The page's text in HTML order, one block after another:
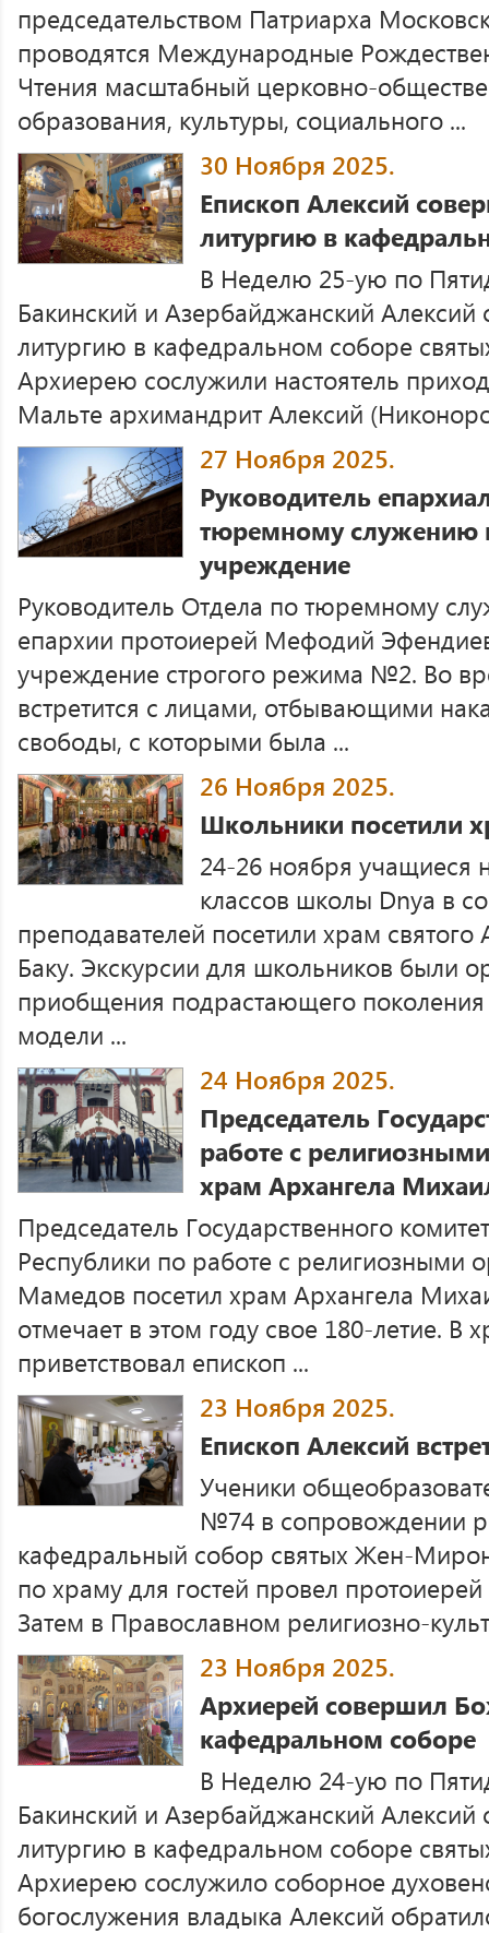
председательством Патриарха
проводятся Международные
Чтения масштабный церковно-
образования, культуры, социального ...
30 Ноября 2025.
Епископ Алексий
литургию в
В Неделю 25-ую по
Бакинский и Азербайджанский
литургию в кафедральном соборе
Архиерею сослужили настоятель
Мальте архимандрит Алексий
27 Ноября 2025.
Руководитель
тюремному служению
учреждение
Руководитель Отдела по тюремному
епархии протоиерей Мефодий
учреждение строгого режима №2. Во
встретится с лицами, отбывающими
свободы, с которыми была ...
26 Ноября 2025.
Школьники посетили
24-26 ноября учащиеся
классов школы Dnya в
преподавателей посетили храм
Баку. Экскурсии для школьников были
приобщения подрастающего
модели ...
24 Ноября 2025.
Председатель
работе с
храм Архангела
Председатель Государственного
Республики по работе с религиозными
Мамедов посетил храм Архангела
отмечает в этом году свое 180-летие. В
приветствовал епископ ...
23 Ноября 2025.
Епископ Алексий
Ученики
№74 в сопровождении
кафедральный собор святых Жен-
по храму для гостей провел
Затем в Православном религиозно-
23 Ноября 2025.
Архиерей совершил
кафедральном соборе
В Неделю 24-ую по
Бакинский и Азербайджанский
литургию в кафедральном соборе
Архиерею сослужило соборное
богослужения владыка Алексий